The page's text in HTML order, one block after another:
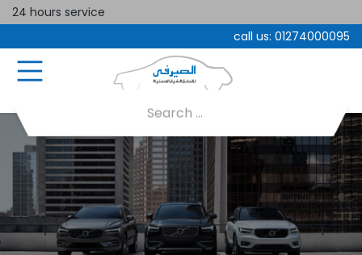
24 hours service
call us: 01274000095